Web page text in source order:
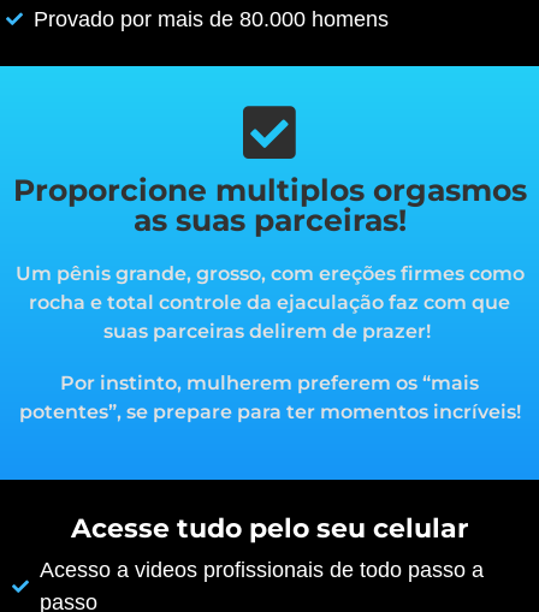
Provado por mais de 80.000 homens
Proporcione multiplos orgasmos
as suas parceiras!
Um pênis grande, grosso, com ereções firmes como
rocha e total controle da ejaculação faz com que
suas parceiras delirem de prazer!
Por instinto, mulherem preferem os “mais
potentes”, se prepare para ter momentos incríveis!
Acesse tudo pelo seu celular
Acesso a videos profissionais de todo passo a
passo